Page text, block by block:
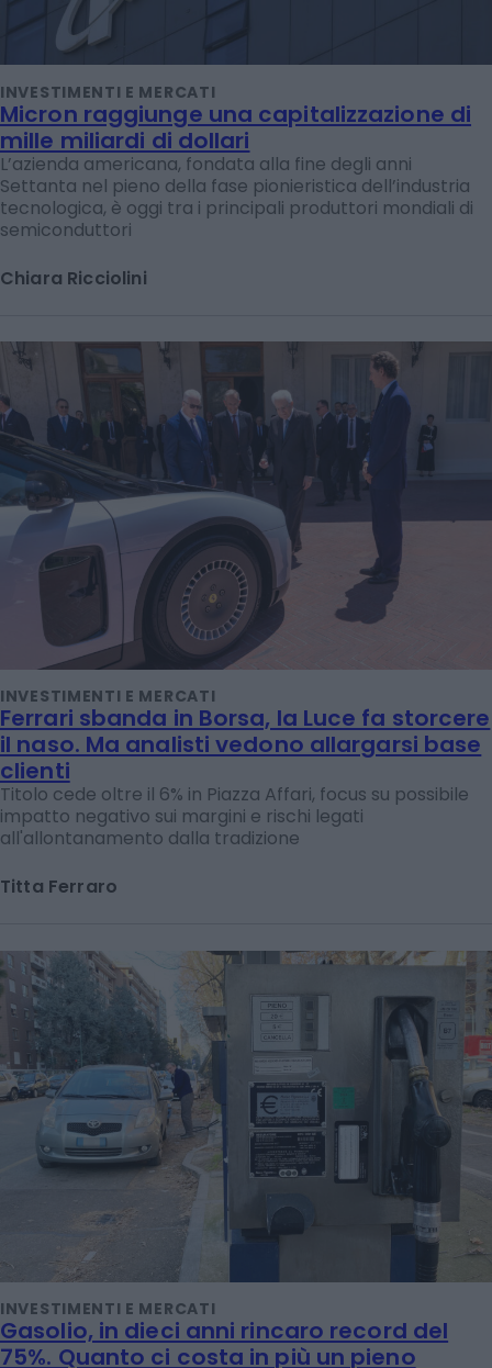
INVESTIMENTI E MERCATI
Micron raggiunge una capitalizzazione di
mille miliardi di dollari
L’azienda americana, fondata alla fine degli anni
Settanta nel pieno della fase pionieristica dell’industria
tecnologica, è oggi tra i principali produttori mondiali di
semiconduttori
Chiara Ricciolini
INVESTIMENTI E MERCATI
Ferrari sbanda in Borsa, la Luce fa storcere
il naso. Ma analisti vedono allargarsi base
clienti
Titolo cede oltre il 6% in Piazza Affari, focus su possibile
impatto negativo sui margini e rischi legati
all'allontanamento dalla tradizione
Titta Ferraro
INVESTIMENTI E MERCATI
Gasolio, in dieci anni rincaro record del
75%. Quanto ci costa in più un pieno